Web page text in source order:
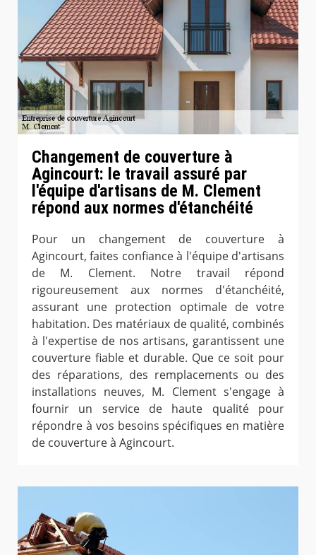
Changement de couverture à
Agincourt: le travail assuré par
l'équipe d'artisans de M. Clement
répond aux normes d'étanchéité
Pour un changement de couverture à
Agincourt, faites confiance à l'équipe d'artisans
de M. Clement. Notre travail répond
rigoureusement aux normes d'étanchéité,
assurant une protection optimale de votre
habitation. Des matériaux de qualité, combinés
à l'expertise de nos artisans, garantissent une
couverture fiable et durable. Que ce soit pour
des réparations, des remplacements ou des
installations neuves, M. Clement s'engage à
fournir un service de haute qualité pour
répondre à vos besoins spécifiques en matière
de couverture à Agincourt.